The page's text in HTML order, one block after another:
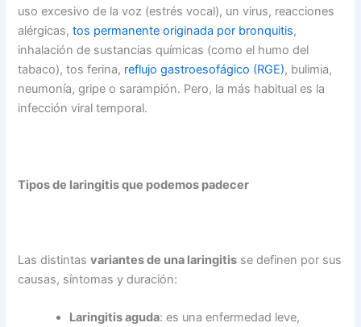
uso excesivo de la voz (estrés vocal), un virus, reacciones
alérgicas,tos permanente originada por bronquitis,
inhalación de sustancias químicas (como el humo del
tabaco), tos ferina, reflujo gastroesofágico (RGE), bulimia,
neumonía, gripe o sarampión. Pero, la más habitual es la
infección viral temporal.
Tipos de laringitis que podemos padecer
Las distintasvariantes de una laringitis se definen por sus
causas, síntomas y duración:
Laringitis aguda: es una enfermedad leve,